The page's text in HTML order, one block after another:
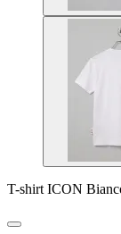
T-shirt ICON